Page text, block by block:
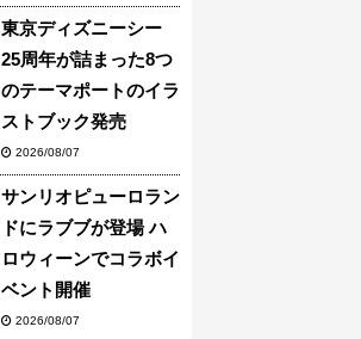
東京ディズニーシー
25周年が詰まった8つ
のテーマポートのイラ
ストブック発売
2026/08/07
サンリオピューロラン
ドにラブブが登場 ハ
ロウィーンでコラボイ
ベント開催
2026/08/07